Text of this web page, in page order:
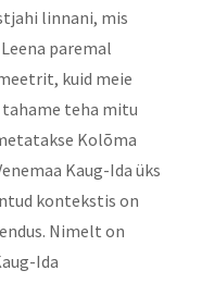
linnani, mis
paremal
kuid meie
tahame teha mitu
Kolõma
Kaug-Ida üks
kontekstis on
Nimelt on
Ida